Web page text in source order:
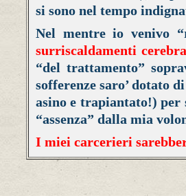
si sono nel tempo
Nel mentre io venivo “
surriscaldamenti
“del trattamento”
sofferenze saro’ dotato
asino e trapiantato!) per
“assenza” dalla mia
I miei carcerieri